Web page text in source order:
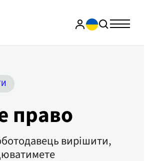
право
вирішити,